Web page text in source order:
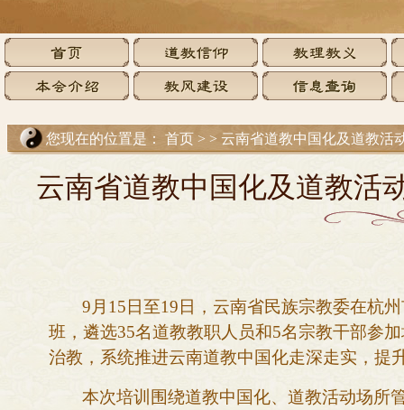
您现在的位置是： 首页 > > 云南省道教中国化及道教活
云南省道教中国化及道教活
9月15日至19日，云南省民族宗教委在杭
班，遴选35名道教教职人员和5名宗教干部参
治教，系统推进云南道教中国化走深走实，提
本次培训围绕道教中国化、道教活动场所